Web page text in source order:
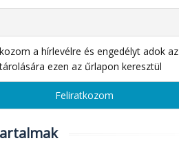
a hírlevélre és engedélyt adok az
ezen az űrlapon keresztül